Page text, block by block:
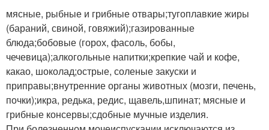
мясные, рыбные и грибные отвары;тугоплавкие жиры
(бараний, свиной, говяжий);газированные
блюда;бобовые (горох, фасоль, бобы,
чечевица);алкогольные напитки;крепкие чай и кофе,
какао, шоколад;острые, соленые закуски и
приправы;внутренние органы животных (мозги, печень,
почки);икра, редька, редис, щавель,шпинат; мясные и
грибные консервы;сдобные мучные изделия.